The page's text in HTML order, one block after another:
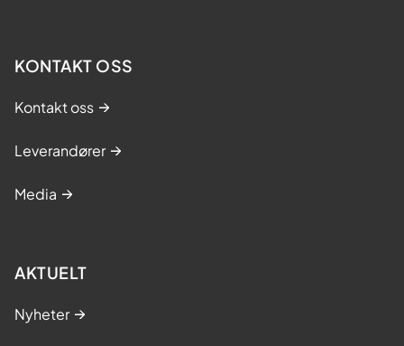
KONTAKT OSS
Kontakt oss
Leverandører
Media
AKTUELT
Nyheter